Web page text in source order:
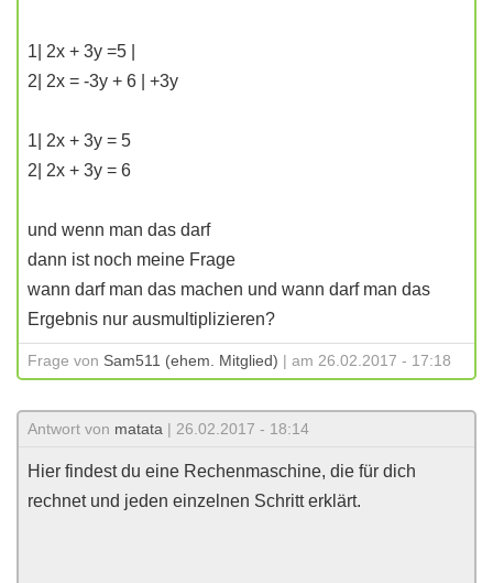
1| 2x + 3y =5 |
2| 2x = -3y + 6 | +3y
1| 2x + 3y = 5
2| 2x + 3y = 6
und wenn man das darf
dann ist noch meine Frage
wann darf man das machen und wann darf man das
Ergebnis nur ausmultiplizieren?
Frage von Sam511 (ehem. Mitglied) | am 26.02.2017 - 17:18
Antwort von matata | 26.02.2017 - 18:14
Hier findest du eine Rechenmaschine, die für dich
rechnet und jeden einzelnen Schritt erklärt.